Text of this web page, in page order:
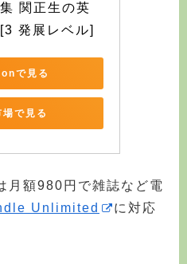
関正生の英
発展レベル]
で見る
で見る
月額980円で雑誌など電
Unlimited
に対応